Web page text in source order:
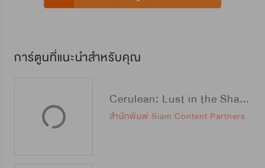
การ์ตูนที่แนะนำสำหรับคุณ
Cerulean: Lust in the Shadow
สำนักพิมพ์ Siam Content Partners